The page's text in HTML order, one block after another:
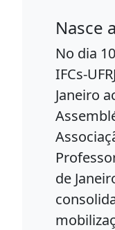
Nasce
No dia
IFCs-
Janeiro
de